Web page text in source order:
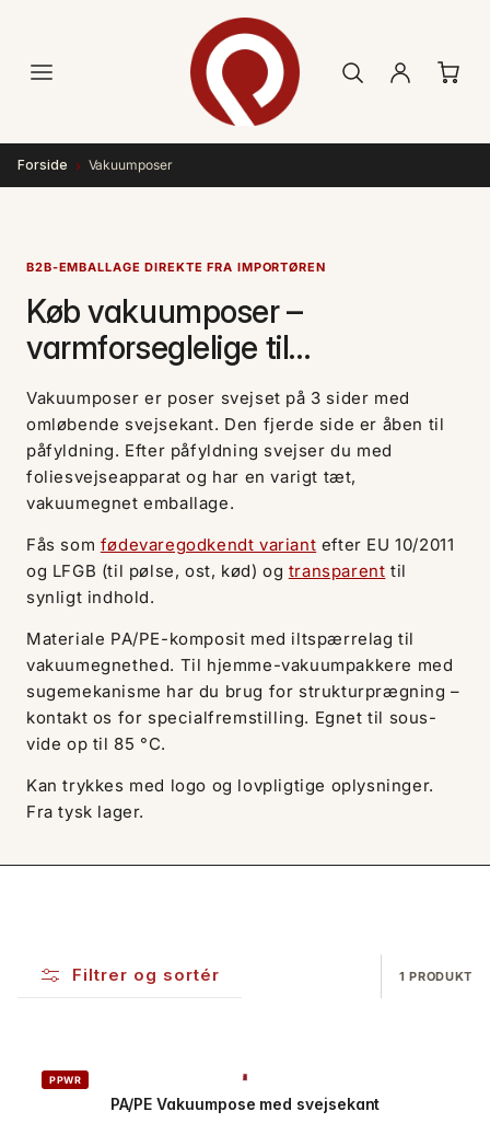
Forside › Vakuumposer
B2B-EMBALLAGE DIREKTE FRA IMPORTØREN
Køb vakuumposer –
varmforseglelige til
vakuumpakning, ost, pølse &
hygiejneanvendelse
Vakuumposer er poser svejset på 3 sider med
omløbende svejsekant. Den fjerde side er åben til
påfyldning. Efter påfyldning svejser du med
foliesvejseapparat og har en varigt tæt,
vakuumegnet emballage.
Fås som fødevaregodkendt variant efter EU 10/2011
og LFGB (til pølse, ost, kød) og transparent til
synligt indhold.
Materiale PA/PE-komposit med iltspærrelag til
vakuumegnethed. Til hjemme-vakuumpakkere med
sugemekanisme har du brug for strukturprægning –
kontakt os for specialfremstilling. Egnet til sous-
vide op til 85 °C.
Kan trykkes med logo og lovpligtige oplysninger.
Fra tysk lager.
Filtrer og sortér 1 PRODUKT
PPWR
PA/PE Vakuumpose med svejsekant